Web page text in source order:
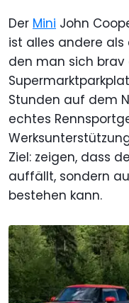
Der Mini John
ist alles andere als
den man sich
Stunden auf dem
echtes
Ziel: zeigen, dass
auffällt, sondern
bestehen kann.